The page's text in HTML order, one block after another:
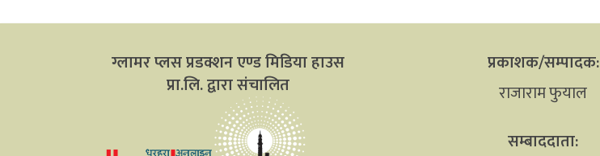
ग्लामर प्लस प्रडक्शन एण्ड मिडिया हाउस
प्रा.लि. द्वारा संचालित
प्रकाशक/सम्पादक:
राजाराम फुयाल
सम्बाददाता: